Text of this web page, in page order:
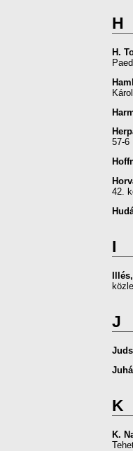
H
H.
57-6
42.
I
J
K
K.